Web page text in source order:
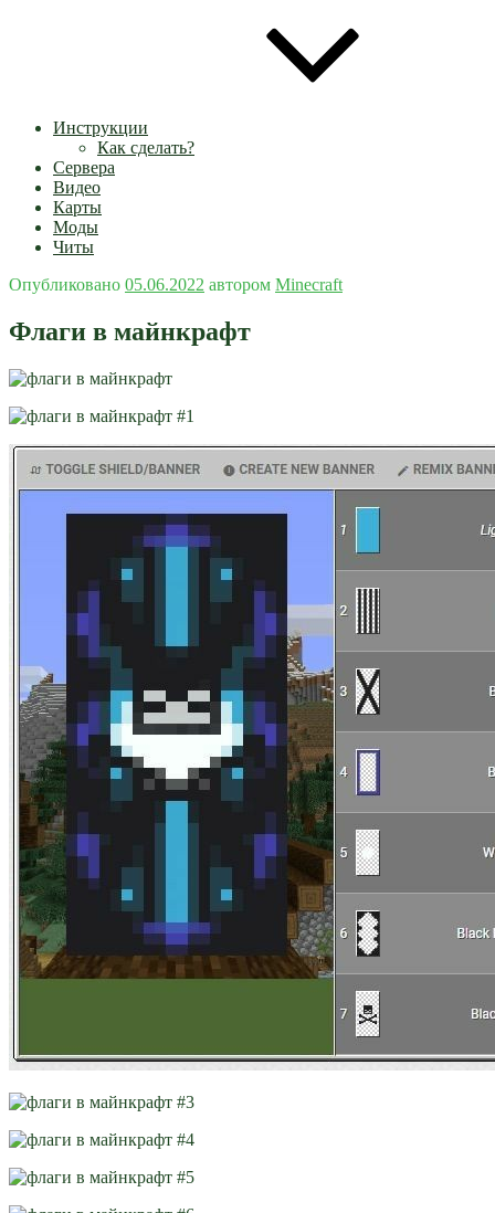
Инструкции
Как сделать?
Сервера
Видео
Карты
Моды
Читы
Опубликовано 05.06.2022 автором Minecraft
Флаги в майнкрафт